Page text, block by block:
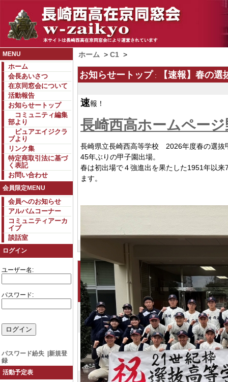
MENU
ホーム
会長あいさつ
在京同窓会について
活動報告
お知らせートップ
コミュニティ編集
部より
ピュアエイジクラ
ブより
リンク集
特定商取引法に基づ
く表記
お問い合わせ
会員限定MENU
会員へのお知らせ
アルバムコーナー
コミュニティアーカ
イブ
談話室
ログイン
ユーザー名:
パスワード:
パスワード紛失
新規登
録
活動予定表
ホーム > C1 >
お知らせートップ : 【速報】春の
速報！
長崎西高ホームペー
長崎県立長崎西高等学校 2026年度春の選抜
45年ぶりの甲子園出場。
春は初出場で４強進出を果たした1951年以
ます。